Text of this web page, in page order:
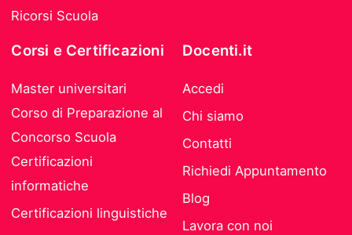
Ricorsi Scuola
Corsi e Certificazioni
Master universitari
Corso di Preparazione al
Concorso Scuola
Certificazioni
informatiche
Certificazioni linguistiche
Docenti.it
Accedi
Chi siamo
Contatti
Richiedi Appuntamento
Blog
Lavora con noi